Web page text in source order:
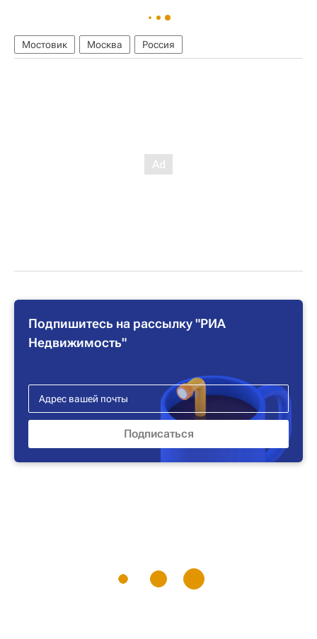
Мостовик Москва Россия
Подпишитесь на рассылку "РИА
Недвижимость"